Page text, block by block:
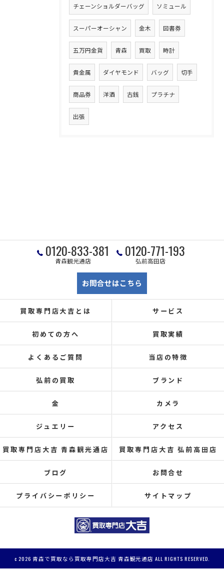
チェーンショルダーバッグ ソミュール
スーパーオーシャン 金木 図書券
五万円金貨 青森 買取 時計
貴金属 ダイヤモンド バッグ 切手
商品券 洋酒 古銭 プラチナ
出張
0120-833-381
青森観光通店
0120-771-193
弘前高田店
お問合せはこちら
買取専門店大吉とは サービス
初めての方へ 買取実績
よくあるご質問 当店の特徴
弘前の買取 ブランド
金 カメラ
ジュエリー アクセス
買取専門店大吉 青森観光通店 買取専門店大吉 弘前高田店
ブログ お問合せ
プライバシーポリシー サイトマップ
c 2026 青森で買取なら買取専門店大吉 青森観光通店 ALL RIGHTS RESERVED.